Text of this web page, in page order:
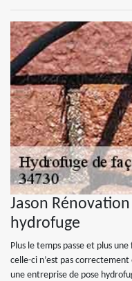
Jason
hydrofuge
Plus le temps passe et plus
celle-ci n’est pas
une entreprise de pose